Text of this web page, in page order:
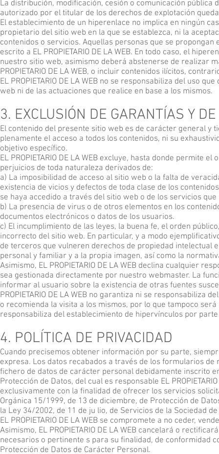
La distribución, modificación, cesión o comunicación
autorizado por el titular de los derechos de explotación
El establecimiento de un hiperenlace no implica en ningún
propietario del sitio web en la que se establezca, ni la
contenidos o servicios. Aquellas personas que se
escrito a EL PROPIETARIO DE LA WEB. En todo caso, el
nuestro sitio web, asimismo deberá abstenerse de realizar
PROPIETARIO DE LA WEB, o incluir contenidos ilícitos,
EL PROPIETARIO DE LA WEB no se responsabiliza del uso
web ni de las actuaciones que realice en base a los mismos.
3. EXCLUSIÓN DE GARANTÍAS Y
El contenido del presente sitio web es de carácter general
plenamente el acceso a todos los contenidos, ni su
objetivo específico.
EL PROPIETARIO DE LA WEB excluye, hasta donde
perjuicios de toda naturaleza derivados de:
a) La imposibilidad de acceso al sitio web o la falta de
existencia de vicios y defectos de toda clase de los
se haya accedido a través del sitio web o de los servicios
b) La presencia de virus o de otros elementos en los
documentos electrónicos o datos de los usuarios.
c) El incumplimiento de las leyes, la buena fe, el orden
incorrecto del sitio web. En particular, y a modo
de terceros que vulneren derechos de propiedad intelectual
personal y familiar y a la propia imagen, así como la
Asimismo, EL PROPIETARIO DE LA WEB declina cualquier
sea gestionada directamente por nuestro webmaster. La
informar al usuario sobre la existencia de otras fuentes
PROPIETARIO DE LA WEB no garantiza ni se
o recomienda la visita a los mismos, por lo que tampoco será
responsabiliza del establecimiento de hipervínculos por
4. POLÍTICA DE PRIVACIDAD
Cuando precisemos obtener información por su parte,
expresa. Los datos recabados a través de los formularios
fichero de datos de carácter personal debidamente inscrito
Protección de Datos, del cual es responsable EL
exclusivamente con la finalidad de ofrecer los servicios
Orgánica 15/1999, de 13 de diciembre, de Protección de
la Ley 34/2002, de 11 de ju lio, de Servicios de la Sociedad
EL PROPIETARIO DE LA WEB se compromete a no ceder,
Asimismo, EL PROPIETARIO DE LA WEB cancelará o
necesarios o pertinente s para su finalidad, de conformidad
Protección de Datos de Carácter Personal.